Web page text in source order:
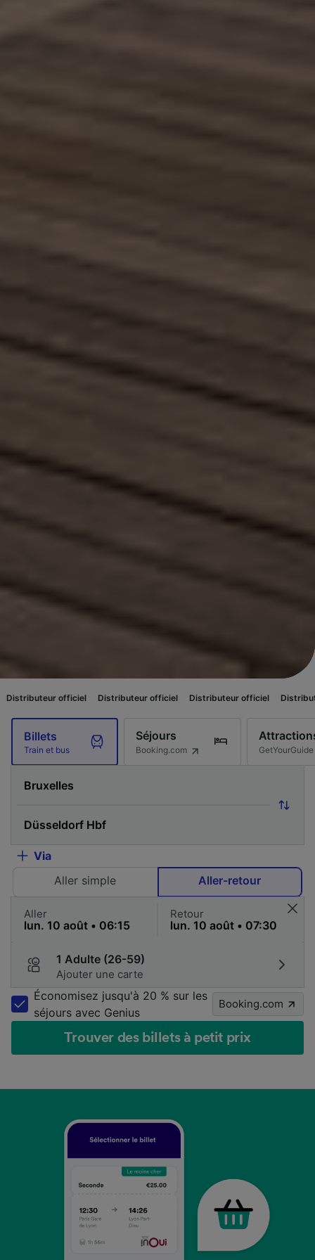
officiel Distributeur officiel Distributeur officiel Distributeur officiel
Billets
Train et bus
Séjours
Booking.com GetYourGuide
Via
Aller simple
Aller-retour
Aller Retour
1 Adulte (26-59)
Ajouter une carte
Économisez jusqu'à 20 % sur les
séjours avec Genius
Booking.com
Trouver des billets à petit prix